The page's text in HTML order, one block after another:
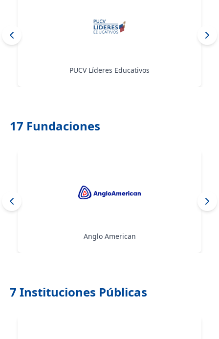
Centro UC para la Transformación
17 Fundaciones
7 Instituciones Públicas